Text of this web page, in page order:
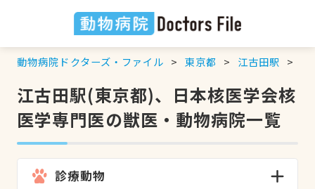
動物病院ドクターズ・ファイル 東京都 江古田駅
江古田駅(東京都)、日本核医学会核
医学専門医の獣医・動物病院一覧
診療動物